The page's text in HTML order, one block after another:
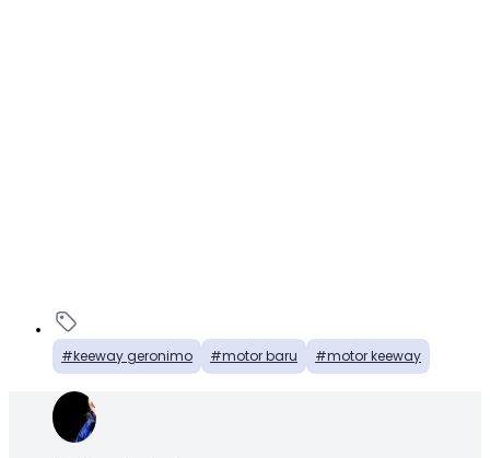
keeway geronimo motor baru motor keeway